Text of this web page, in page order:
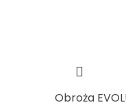
Obroża